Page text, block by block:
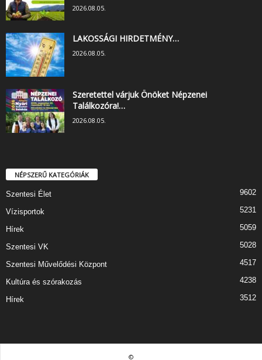
2026.08.05.
LAKOSSÁGI HIRDETMÉNY…
2026.08.05.
Szeretettel várjuk Önöket Népzenei
Találkozóra!…
2026.08.05.
NÉPSZERŰ KATEGÓRIÁK
Szentesi Élet 9602
Vízisportok 5231
Hírek 5059
Szentesi VK 5028
Szentesi Művelődési Központ 4517
Kultúra és szórakozás 4238
Hírek 3512
©